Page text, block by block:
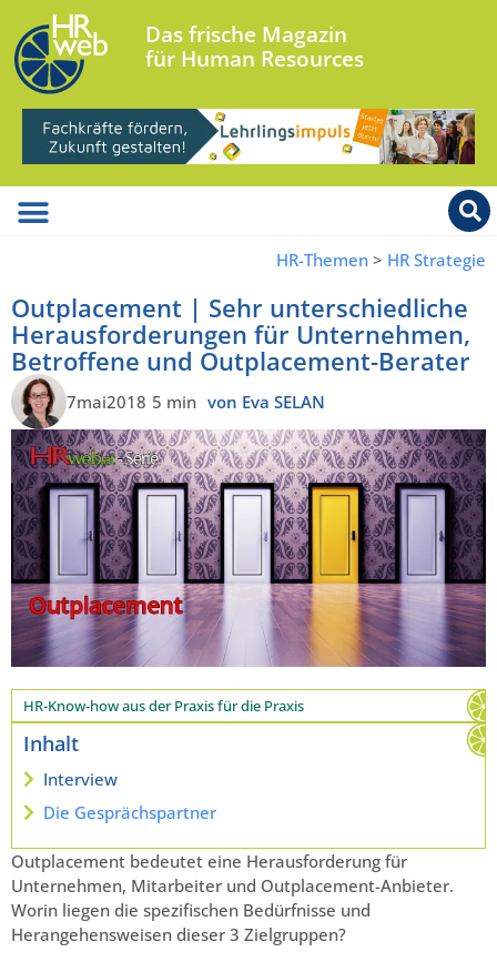
Das frische Magazin
für Human Resources
HR-Themen > HR Strategie
Outplacement | Sehr unterschiedliche
Herausforderungen für Unternehmen,
Betroffene und Outplacement-Berater
7mai2018 5 min von Eva SELAN
HR-Know-how aus der Praxis für die Praxis
Inhalt
Interview
Die Gesprächspartner
Outplacement bedeutet eine Herausforderung für
Unternehmen, Mitarbeiter und Outplacement-Anbieter.
Worin liegen die spezifischen Bedürfnisse und
Herangehensweisen dieser 3 Zielgruppen?